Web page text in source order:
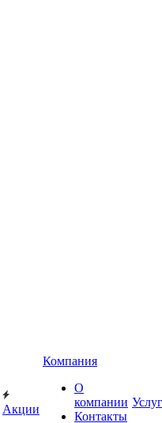
Акции
Компания
О
компании
Контакты